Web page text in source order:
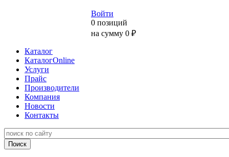
Войти
0 позиций
на сумму 0 ₽
Каталог
КаталогOnline
Услуги
Прайс
Производители
Компания
Новости
Контакты